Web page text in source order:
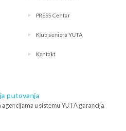
PRESS Centar
Klub seniora YUTA
Kontakt
putovanja
agencijama u sistemu YUTA garancija